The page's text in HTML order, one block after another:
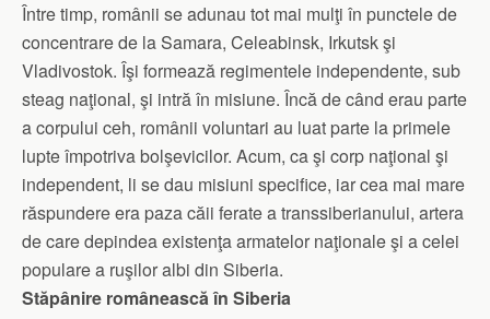
Între timp, românii se adunau tot mai mulţi în punctele de
concentrare de la Samara, Celeabinsk, Irkutsk şi
Vladivostok. Îşi formează regimentele independente, sub
steag naţional, şi intră în misiune. Încă de când erau parte
a corpului ceh, românii voluntari au luat parte la primele
lupte împotriva bolşevicilor. Acum, ca şi corp naţional şi
independent, li se dau misiuni specifice, iar cea mai mare
răspundere era paza căii ferate a transsiberianului, artera
de care depindea existenţa armatelor naţionale şi a celei
populare a ruşilor albi din Siberia.
Stăpânire românească în Siberia